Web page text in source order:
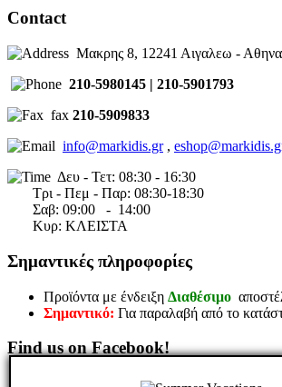
Contact
Μακρης 8, 12241 Αιγαλεω - Αθηνα
210-5980145 | 210-5901793
fax 210-5909833
info@markidis.gr,
Δευ - Τετ: 08:30 - 16:30
Τρι - Πεμ - Παρ: 08:30-18:30
Σαβ: 09:00 - 14:00
Κυρ: ΚΛΕΙΣΤΑ
Σημαντικές πληροφορίες
Προϊόντα με ένδειξη Διαθέσιμο
Σημαντικό: Για παραλαβή από το
Find us on Facebook!